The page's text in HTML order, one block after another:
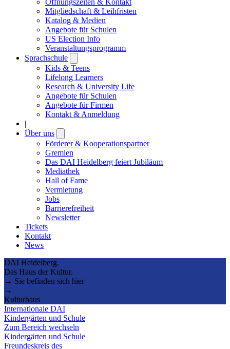
Mitgliedschaft & Leihfristen
Katalog & Medien
Angebote für Schulen
US Election Info
Veranstaltungsprogramm
Sprachschule
submenu
Kids & Teens
Lifelong Learners
Research & University Life
Angebote für Schulen
Angebote für Firmen
Kontakt & Anmeldung
|
Über uns
submenu
Förderer & Kooperationspartner
Gremien
Das DAI Heidelberg feiert Jubiläum
Mediathek
Hall of Fame
Vermietung
Jobs
Barrierefreiheit
Newsletter
Tickets
Kontakt
News
DAI Heidelberg.
Das Haus der Kultur.
→ Sie befinden sich hier
→
Kulturhaus
Internationale DAI
Kindergärten und Schule
Zum Bereich wechseln
Kindergärten und Schule
Freundeskreis des